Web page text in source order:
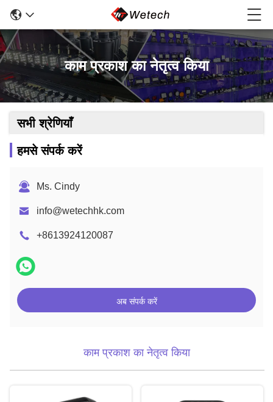
काम प्रकाश का नेतृत्व किया
सभी श्रेणियाँ
हमसे संपर्क करें
Ms. Cindy
info@wetechhk.com
+8613924120087
अब संपर्क करें
काम प्रकाश का नेतृत्व किया